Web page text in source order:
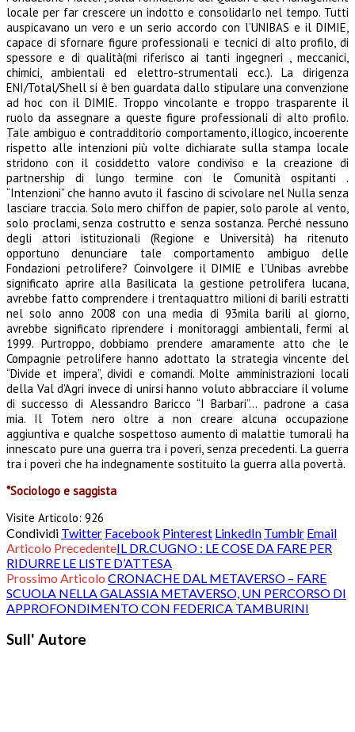
locale per far crescere un indotto e consolidarlo nel tempo. Tutti
auspicavano un vero e un serio accordo con l’UNIBAS e il DIMIE,
capace di sfornare figure professionali e tecnici di alto profilo, di
spessore e di qualità(mi riferisco ai tanti ingegneri , meccanici,
chimici, ambientalied elettro-strumentali ecc.). La dirigenza
ENI/Total/Shell si è ben guardata dallo stipulare una convenzione
ad hoc con il DIMIE. Troppo vincolante e troppo trasparente il
ruolo da assegnare a queste figure professionali di alto profilo.
Tale ambiguo e contradditorio comportamento, illogico, incoerente
rispetto alle intenzioni più volte dichiarate sulla stampa locale
stridono con il cosiddetto valore condiviso e la creazione di
partnership di lungo termine con le Comunità ospitanti .
“Intenzioni” che hanno avuto il fascino di scivolare nel Nulla senza
lasciare traccia. Solo mero chiffon de papier, solo parole al vento,
solo proclami, senza costrutto e senza sostanza. Perché nessuno
degli attori istituzionali (Regione e Università) ha ritenuto
opportuno denunciare talecomportamento ambiguo delle
Fondazioni petrolifere? Coinvolgere il DIMIE e l’Unibas avrebbe
significato aprire alla Basilicata la gestione petrolifera lucana,
avrebbe fatto comprendere i trentaquattro milioni di barili estratti
nel solo anno 2008 con una media di 93mila barili al giorno,
avrebbe significato riprendere i monitoraggi ambientali, fermi al
1999. Purtroppo, dobbiamo prendere amaramente atto che le
Compagnie petrolifere hanno adottato la strategia vincente del
“Divide et impera”, dividi e comandi.Molte amministrazioni locali
della Val d’Agri invece di unirsi hanno voluto abbracciare il volume
di successodi Alessandro Baricco “I Barbari”… padrone a casa
mia. Il Totem nero oltre a non creare alcuna occupazione
aggiuntiva e qualche sospettoso aumento di malattie tumorali ha
innescato pure una guerra tra i poveri, senza precedenti. La guerra
tra i poveri che ha indegnamente sostituito la guerra alla povertà.
*Sociologo e saggista
Visite Articolo: 926
Condividi Twitter Facebook Pinterest LinkedIn Tumblr Email
Articolo PrecedenteIL DR.CUGNO : LE COSE DA FARE PER
RIDURRE LE LISTE D’ATTESA
Prossimo Articolo CRONACHE DAL METAVERSO – FARE
SCUOLA NELLA GALASSIA METAVERSO, UN PERCORSO DI
APPROFONDIMENTO CON FEDERICA TAMBURINI
Sull' Autore